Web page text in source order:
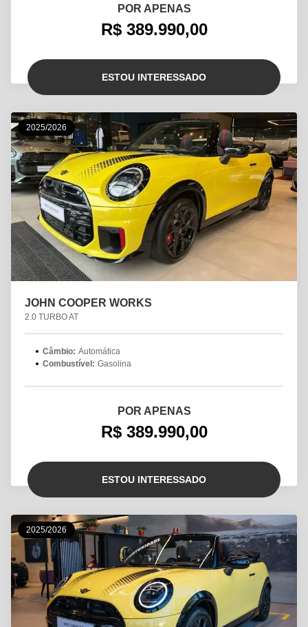
POR APENAS
R$ 389.990,00
ESTOU INTERESSADO
2025/2026
JOHN COOPER WORKS
2.0 TURBO AT
Câmbio: Automática
Combustível: Gasolina
POR APENAS
R$ 389.990,00
ESTOU INTERESSADO
2025/2026